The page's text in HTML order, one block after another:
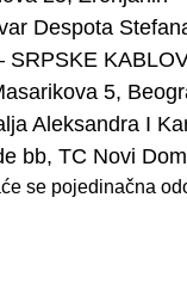
Despota
SRPSKE
5,
Aleksandra I
bb, TC Novi
se pojedinačna